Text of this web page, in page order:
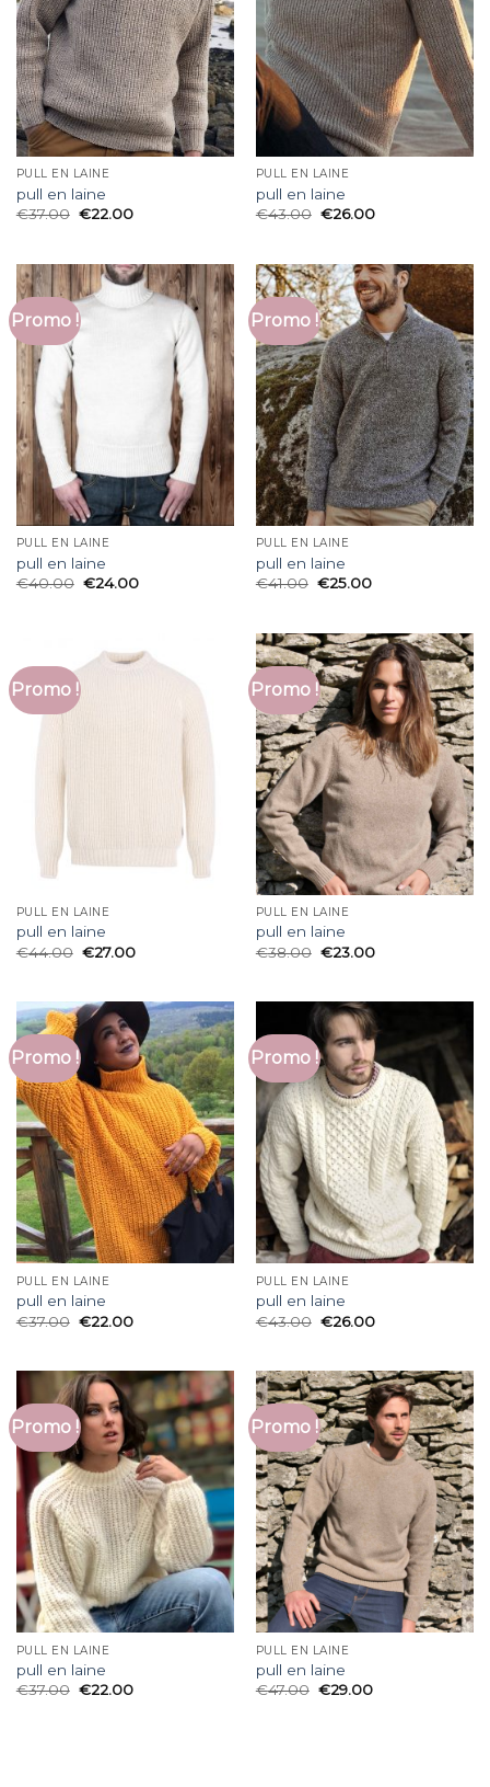
PULL EN LAINE
pull en laine
€37.00 €22.00
PULL EN LAINE
pull en laine
€43.00 €26.00
Promo !
PULL EN LAINE
pull en laine
€40.00 €24.00
Promo !
PULL EN LAINE
pull en laine
€41.00 €25.00
Promo !
PULL EN LAINE
pull en laine
€44.00 €27.00
Promo !
PULL EN LAINE
pull en laine
€38.00 €23.00
Promo !
PULL EN LAINE
pull en laine
€37.00 €22.00
Promo !
PULL EN LAINE
pull en laine
€43.00 €26.00
Promo !
PULL EN LAINE
pull en laine
€37.00 €22.00
Promo !
PULL EN LAINE
pull en laine
€47.00 €29.00